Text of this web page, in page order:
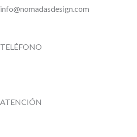
info@nomadasdesign.com
TELÉFONO
ATENCIÓN